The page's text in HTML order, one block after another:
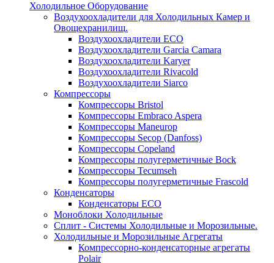
Холодильное Оборудование
Воздухоохладители для Холодильных Камер и
Овощехранилищ.
Воздухоохладители ECO
Воздухоохладители Garcia Camara
Воздухоохладители Karyer
Воздухоохладители Rivacold
Воздухоохладители Siarco
Компрессоры
Компрессоры Bristol
Компрессоры Embraco Aspera
Компрессоры Maneurop
Компрессоры Secop (Danfoss)
Компрессоры Copeland
Компрессоры полугерметичные Bock
Компрессоры Tecumseh
Компрессоры полугерметичные Frascold
Конденсаторы
Конденсаторы ECO
Моноблоки Холодильные
Сплит - Системы Холодильные и Морозильные.
Холодильные и Морозильные Агрегаты
Компрессорно-конденсаторные агрегаты
Polair